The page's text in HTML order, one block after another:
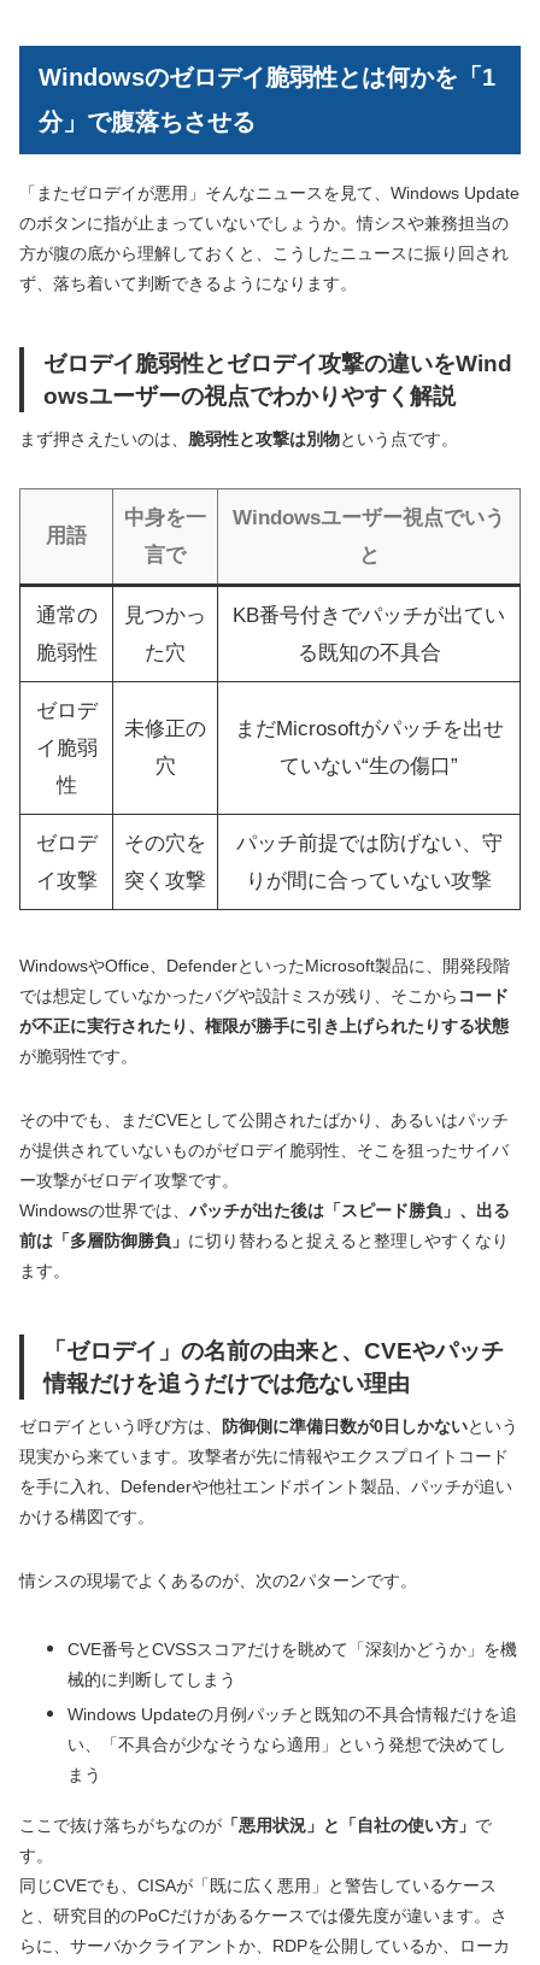
Windowsのゼロデイ脆弱性とは何かを「1
分」で腹落ちさせる
「またゼロデイが悪用」そんなニュースを見て、Windows Update
のボタンに指が止まっていないでしょうか。情シスや兼務担当の
方が腹の底から理解しておくと、こうしたニュースに振り回され
ず、落ち着いて判断できるようになります。
ゼロデイ脆弱性とゼロデイ攻撃の違いをWind
owsユーザーの視点でわかりやすく解説
まず押さえたいのは、 脆弱性と攻撃は別物という点です。
用語
中身を一
言で
Windowsユーザー視点でいう
と
通常の
脆弱性
見つかっ
た穴
KB番号付きでパッチが出てい
る既知の不具合
ゼロデ
イ脆弱
性
未修正の
穴
まだMicrosoftがパッチを出せ
ていない“生の傷口”
ゼロデ
イ攻撃
その穴を
突く攻撃
パッチ前提では防げない、守
りが間に合っていない攻撃
WindowsやOffice、DefenderといったMicrosoft製品に、開発段階
では想定していなかったバグや設計ミスが残り、そこから コード
が不正に実行されたり、権限が勝手に引き上げられたりする状態
が脆弱性です。
その中でも、まだCVEとして公開されたばかり、あるいはパッチ
が提供されていないものがゼロデイ脆弱性、そこを狙ったサイバ
ー攻撃がゼロデイ攻撃です。
Windowsの世界では、 パッチが出た後は「スピード勝負」、出る
前は「多層防御勝負」 に切り替わると捉えると整理しやすくなり
ます。
「ゼロデイ」の名前の由来と、CVEやパッチ
情報だけを追うだけでは危ない理由
ゼロデイという呼び方は、 防御側に準備日数が0日しかないという
現実から来ています。攻撃者が先に情報やエクスプロイトコード
を手に入れ、Defenderや他社エンドポイント製品、パッチが追い
かける構図です。
情シスの現場でよくあるのが、次の2パターンです。
CVE番号とCVSSスコアだけを眺めて「深刻かどうか」を機
械的に判断してしまう
Windows Updateの月例パッチと既知の不具合情報だけを追
い、「不具合が少なそうなら適用」という発想で決めてし
まう
ここで抜け落ちがちなのが 「悪用状況」と「自社の使い方」 で
す。
同じCVEでも、CISAが「既に広く悪用」と警告しているケース
と、研究目的のPoCだけがあるケースでは優先度が違います。さ
らに、サーバかクライアントか、RDPを公開しているか、ローカ